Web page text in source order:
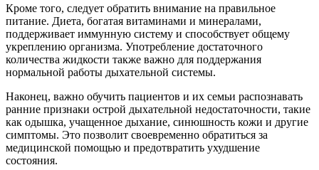
Кроме того, следует обратить внимание на правильное
питание. Диета, богатая витаминами и минералами,
поддерживает иммунную систему и способствует общему
укреплению организма. Употребление достаточного
количества жидкости также важно для поддержания
нормальной работы дыхательной системы.
Наконец, важно обучить пациентов и их семьи распознавать
ранние признаки острой дыхательной недостаточности, такие
как одышка, учащенное дыхание, синюшность кожи и другие
симптомы. Это позволит своевременно обратиться за
медицинской помощью и предотвратить ухудшение
состояния.